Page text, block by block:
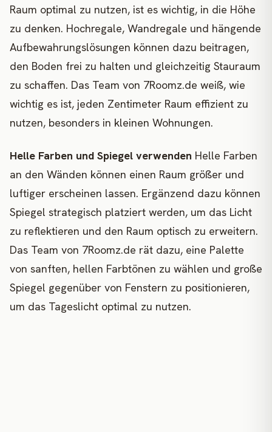
Raum optimal zu nutzen, ist es wichtig, in die Höhe
zu denken. Hochregale, Wandregale und hängende
Aufbewahrungslösungen können dazu beitragen,
den Boden frei zu halten und gleichzeitig Stauraum
zu schaffen. Das Team von 7Roomz.de weiß, wie
wichtig es ist, jeden Zentimeter Raum effizient zu
nutzen, besonders in kleinen Wohnungen.
Helle Farben und Spiegel verwenden Helle Farben
an den Wänden können einen Raum größer und
luftiger erscheinen lassen. Ergänzend dazu können
Spiegel strategisch platziert werden, um das Licht
zu reflektieren und den Raum optisch zu erweitern.
Das Team von 7Roomz.de rät dazu, eine Palette
von sanften, hellen Farbtönen zu wählen und große
Spiegel gegenüber von Fenstern zu positionieren,
um das Tageslicht optimal zu nutzen.